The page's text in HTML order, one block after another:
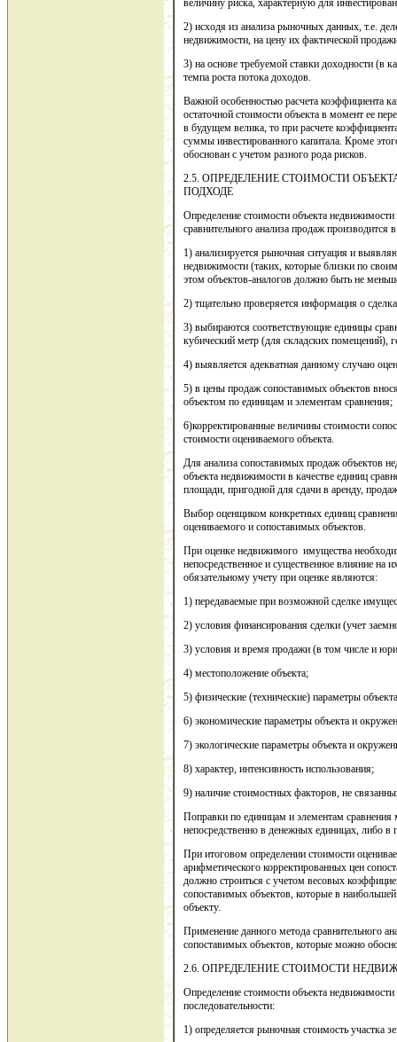
величину риска, характерную для
2) исходя из анализа рыночных данных, т.е.
недвижимости, на цену их фактической
3) на основе требуемой ставки доходности (в
темпа роста потока доходов.
Важной особенностью расчета коэффициента
остаточной стоимости объекта в момент ее
в будущем велика, то при расчете
суммы инвестированного капитала. Кроме
обоснован с учетом разного рода рисков.
2.5. ОПРЕДЕЛЕНИЕ СТОИМОСТИ
ПОДХОДЕ
Определение стоимости объекта
сравнительного анализа продаж
1) анализируется рыночная ситуация и
недвижимости (таких, которые близки по
этом объектов-аналогов должно быть не
2) тщательно проверяется информация о
3) выбираются соответствующие единицы
кубический метр (для складских помещений),
4) выявляется адекватная данному случаю
5) в цены продаж сопоставимых объектов
объектом по единицам и элементам сравнения;
6)корректированные величины стоимости
стоимости оцениваемого объекта.
Для анализа сопоставимых продаж объектов
объекта недвижимости в качестве единиц
площади, пригодной для сдачи в аренду,
Выбор оценщиком конкретных единиц
оцениваемого и сопоставимых объектов.
При оценке недвижимого имущества
непосредственное и существенное влияние
обязательному учету при оценке являются:
1) передаваемые при возможной сделке
2) условия финансирования сделки (учет
3) условия и время продажи (в том числе и
4) местоположение объекта;
5) физические (технические) параметры
6) экономические параметры объекта и
7) экологические параметры объекта и
8) характер, интенсивность использования;
9) наличие стоимостных факторов, не
Поправки по единицам и элементам
непосредственно в денежных единицах, либо
При итоговом определении стоимости
арифметического корректированных цен
должно строиться с учетом весовых
сопоставимых объектов, которые в
объекту.
Применение данного метода сравнительного
сопоставимых объектов, которые можно
2.6. ОПРЕДЕЛЕНИЕ СТОИМОСТИ
Определение стоимости объекта
последовательности:
1) определяется рыночная стоимость участка